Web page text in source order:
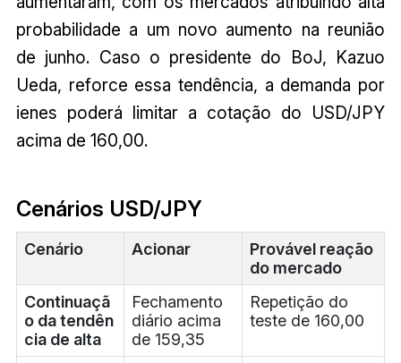
probabilidade a um novo aumento na reunião
de junho. Caso o presidente do BoJ, Kazuo
Ueda, reforce essa tendência, a demanda por
ienes poderá limitar a cotação do USD/JPY
acima de 160,00.
Cenários USD/JPY
Cenário Acionar
Provável reação
do mercado
Continuaçã
o da tendên
cia de alta
Fechamento
diário acima
de 159,35
Repetição do
teste de 160,00